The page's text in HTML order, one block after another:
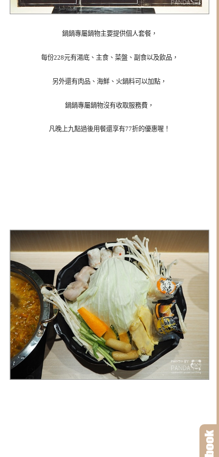
鍋鍋專屬鍋物主要提供個人套餐，
每份228元有湯底、主食、菜盤、副食以及飲品，
另外還有肉品、海鮮、火鍋料可以加點，
鍋鍋專屬鍋物沒有收取服務費，
凡晚上九點過後用餐還享有77折的優惠喔！